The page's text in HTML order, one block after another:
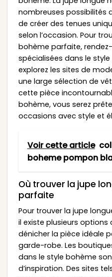
nombreuses possibilités
de créer des tenues
selon l’occasion. Pour
bohème parfaite,
spécialisées dans le
explorez les sites de
une large sélection de
cette pièce
bohème, vous serez
occasions avec style et
Voir cette article
boheme pompon
Où trouver la jupe
parfaite
Pour trouver la jupe
il existe plusieurs
dénicher la pièce idéale
garde-robe. Les
dans le style bohème
d’inspiration. Des sites